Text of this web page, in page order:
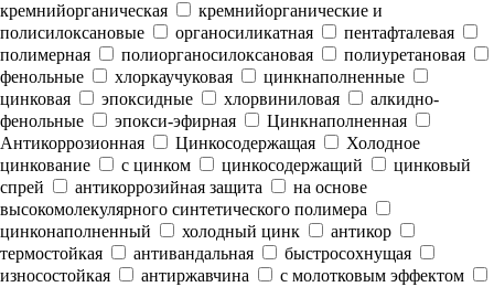
кремнийорганическая
кремнийорганические и
полисилоксановые
органосиликатная
пентафталевая
полимерная
полиорганосилоксановая
полиуретановая
фенольные
хлоркаучуковая
цинкнаполненные
цинковая
эпоксидные хлорвиниловая
алкидно-
фенольные
эпокси-эфирная
Цинкнаполненная
Антикоррозионная
Цинкосодержащая
Холодное
цинкование
с цинком цинкосодержащий
цинковый
спрей
антикоррозийная защита
на основе
высокомолекулярного синтетического полимера
цинконаполненный
холодный цинк
антикор
термостойкая
антивандальная
быстросохнущая
износостойкая
антиржавчина
с молотковым эффектом